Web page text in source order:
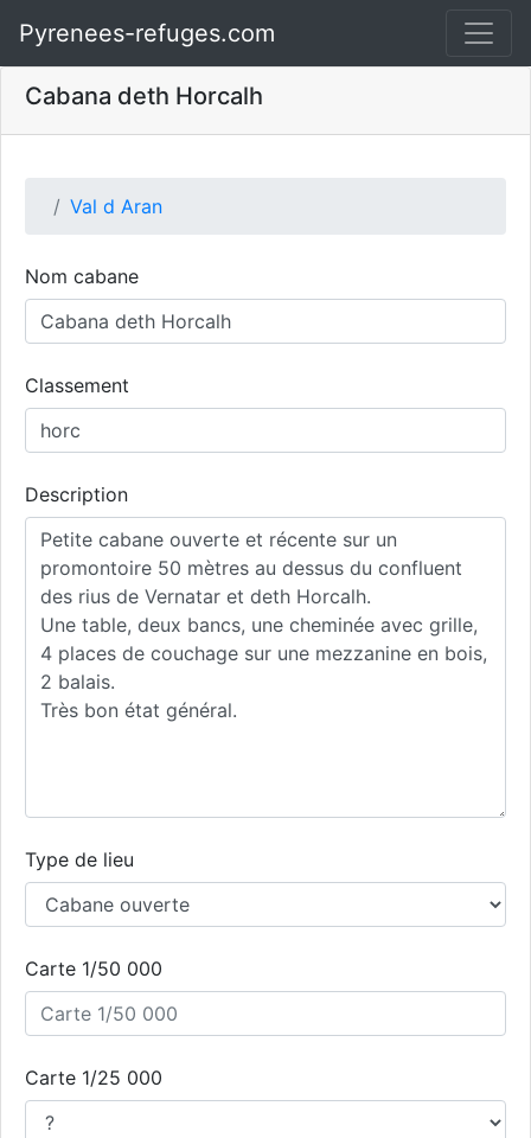
Pyrenees-refuges.com
Cabana deth Horcalh
Val d Aran
Nom cabane
Classement
Description
Type de lieu
Carte 1/50 000
Carte 1/25 000